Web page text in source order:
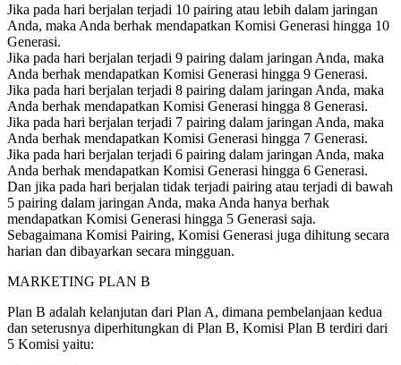
Jika pada hari berjalan terjadi 10 pairing atau lebih dalam jaringan
Anda, maka Anda berhak mendapatkan Komisi Generasi hingga 10
Generasi.
Jika pada hari berjalan terjadi 9 pairing dalam jaringan Anda, maka
Anda berhak mendapatkan Komisi Generasi hingga 9 Generasi.
Jika pada hari berjalan terjadi 8 pairing dalam jaringan Anda, maka
Anda berhak mendapatkan Komisi Generasi hingga 8 Generasi.
Jika pada hari berjalan terjadi 7 pairing dalam jaringan Anda, maka
Anda berhak mendapatkan Komisi Generasi hingga 7 Generasi.
Jika pada hari berjalan terjadi 6 pairing dalam jaringan Anda, maka
Anda berhak mendapatkan Komisi Generasi hingga 6 Generasi.
Dan jika pada hari berjalan tidak terjadi pairing atau terjadi di bawah
5 pairing dalam jaringan Anda, maka Anda hanya berhak
mendapatkan Komisi Generasi hingga 5 Generasi saja.
Sebagaimana Komisi Pairing, Komisi Generasi juga dihitung secara
harian dan dibayarkan secara mingguan.
MARKETING PLAN B
Plan B adalah kelanjutan dari Plan A, dimana pembelanjaan kedua
dan seterusnya diperhitungkan di Plan B, Komisi Plan B terdiri dari
5 Komisi yaitu: